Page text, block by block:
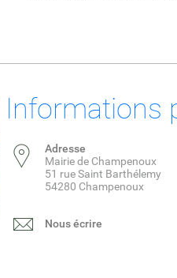
Informations
Adresse
Mairie de Champenoux
51 rue Saint Barthélemy
54280 Champenoux
Nous écrire